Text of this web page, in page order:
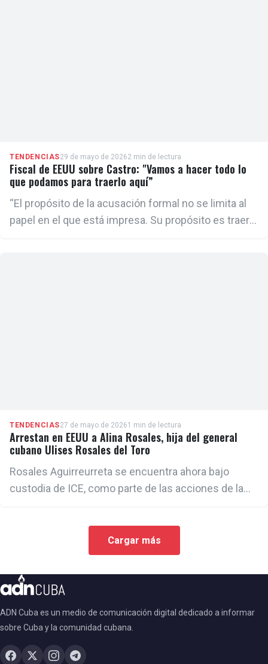
TENDENCIAS29 de mayo de 20262 min de lectura
Fiscal de EEUU sobre Castro: "Vamos a hacer todo lo
que podamos para traerlo aquí”
“El propósito de la acusación formal no se limita al
papel en el que está impresa. Su propósito es traer a
TENDENCIAS27 de mayo de 20261 min de lectura
Arrestan en EEUU a Alina Rosales, hija del general
cubano Ulises Rosales del Toro
Rosales Aguirreurreta se encuentra ahora bajo
custodia de ICE, como parte de las acciones de la
Cargar más
ADN Cuba es un medio de comunicación digital dedicado a informar
sobre Cuba y la comunidad cubana.